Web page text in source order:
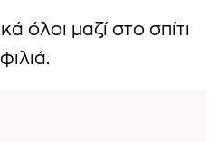
όλοι μαζί στο σπίτι